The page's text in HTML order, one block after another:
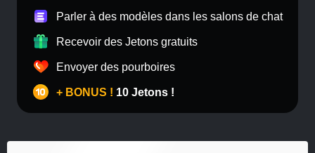
Parler à des modèles dans les salons de chat
Recevoir des Jetons gratuits
Envoyer des pourboires
+ BONUS ! 10 Jetons !